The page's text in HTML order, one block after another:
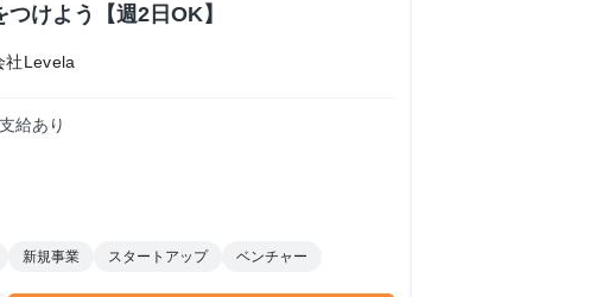
つけよう【週2日OK】
社Levela
給あり
新規事業 スタートアップ ベンチャー